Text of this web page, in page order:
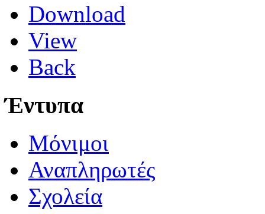
Download
View
Back
Έντυπα
Μόνιμοι
Αναπληρωτές
Σχολεία